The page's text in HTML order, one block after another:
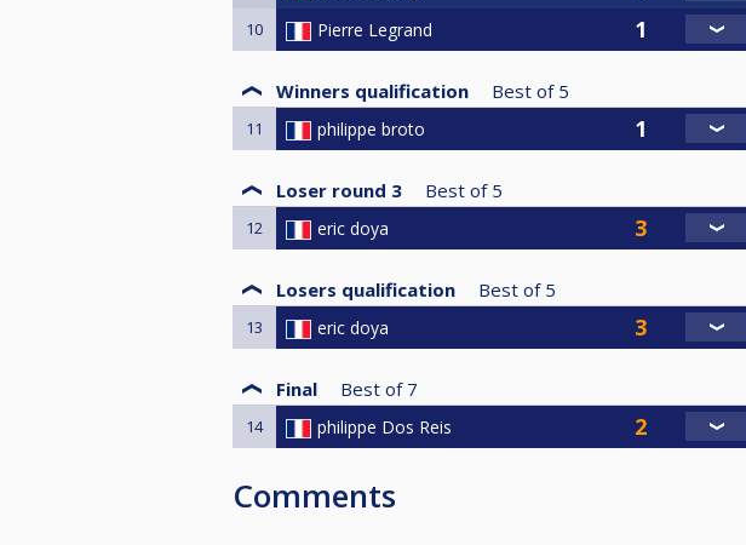
10 Pierre Legrand
Winners qualification Best of 5
11 philippe broto
Loser round 3 Best of 5
12 eric doya
Losers qualification Best of 5
13 eric doya
Final Best of 7
14 philippe Dos Reis
Comments